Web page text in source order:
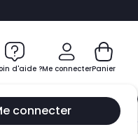
d'aide ?Me connecter
connecter
Panier
Infinity